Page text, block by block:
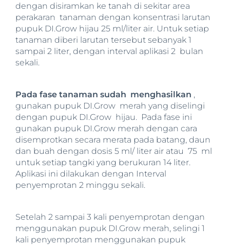
dengan disiramkan ke tanah di sekitar area
perakaran tanaman dengan konsentrasi larutan
pupuk DI.Grow hijau 25 ml/liter air. Untuk setiap
tanaman diberi larutan tersebut sebanyak 1
sampai 2 liter, dengan interval aplikasi 2 bulan
sekali.
Pada fase tanaman sudah menghasilkan ,
gunakan pupuk DI.Grow merah yang diselingi
dengan pupuk DI.Grow hijau. Pada fase ini
gunakan pupuk DI.Grow merah dengan cara
disemprotkan secara merata pada batang, daun
dan buah dengan dosis 5 ml/ liter air atau 75 ml
untuk setiap tangki yang berukuran 14 liter.
Aplikasi ini dilakukan dengan Interval
penyemprotan 2 minggu sekali.
Setelah 2 sampai 3 kali penyemprotan dengan
menggunakan pupuk DI.Grow merah, selingi 1
kali penyemprotan menggunakan pupuk